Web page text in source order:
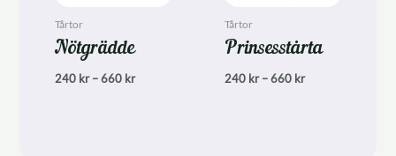
Tårtor
Nötgrädde
240 kr – 660 krPrisintervall:
Tårtor
Prinsesstårta
240 kr –660 krPrisintervall: